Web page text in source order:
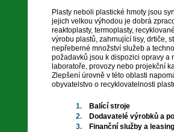
Plasty neboli plastické hmoty jsou
jejich velkou výhodou je dobrá
reaktoplasty, termoplasty,
výrobu plastů, zahrnující lisy, drtiče,
nepřeberné množství služeb a
požadavků jsou k dispozici opravy a
laboratoře, provozy nebo projekční
Zlepšení úrovně v této oblasti
obyvatelstvo o recyklovatelnosti
1.
Balící stroje
2.
Dodavatelé výrobků a
3.
Finanční služby a leasing